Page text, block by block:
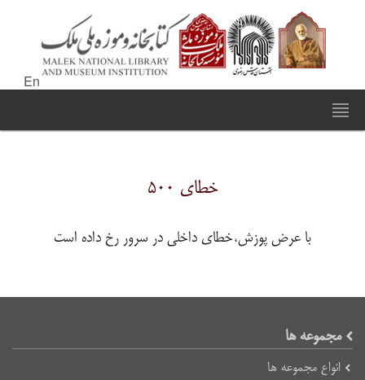
En
خطای ۵۰۰
با عرض پوزش،خطای داخلی در سرور رخ داده است
مجموعه ها
انواع مجموعه ها